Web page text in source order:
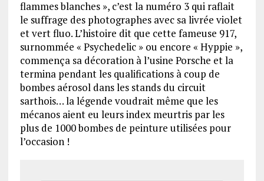
flammes blanches », c’est la numéro 3 qui raflait
le suffrage des photographes avec sa livrée violet
et vert fluo. L’histoire dit que cette fameuse 917,
surnommée « Psychedelic » ou encore « Hyppie »,
commença sa décoration à l’usine Porsche et la
termina pendant les qualifications à coup de
bombes aérosol dans les stands du circuit
sarthois… la légende voudrait même que les
mécanos aient eu leurs index meurtris par les
plus de 1000 bombes de peinture utilisées pour
l’occasion !